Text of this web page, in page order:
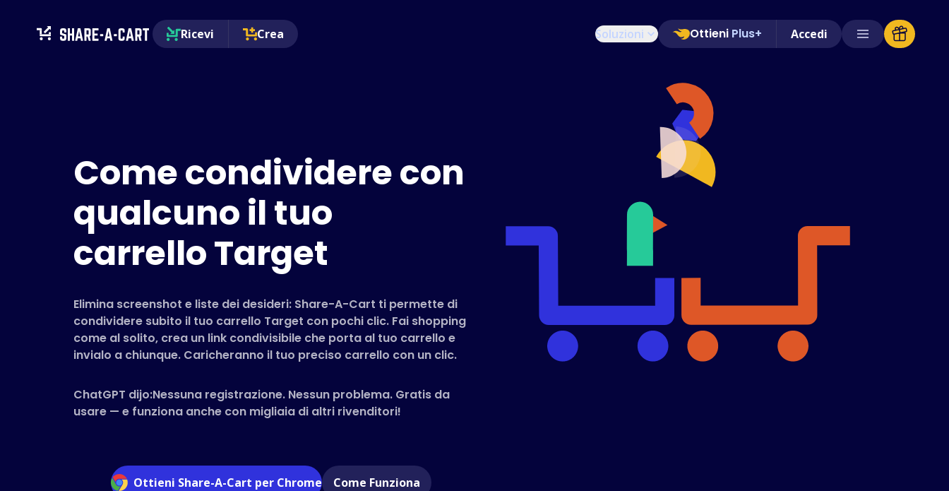
Ricevi Crea Soluzioni Ottieni Plus+ Accedi
Come condividere con
qualcuno il tuo
carrello Target
Elimina screenshot e liste dei desideri: Share-A-Cart ti permette di
condividere subito il tuo carrello Target con pochi clic. Fai shopping
come al solito, crea un link condivisibile che porta al tuo carrello e
invialo a chiunque. Caricheranno il tuo preciso carrello con un clic.
ChatGPT dijo:Nessuna registrazione. Nessun problema. Gratis da
usare — e funziona anche con migliaia di altri rivenditori!
Ottieni Share-A-Cart per Chrome Come Funziona